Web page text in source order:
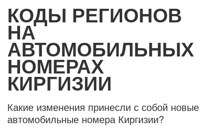
КОДЫ РЕГИОНОВ
НА
АВТОМОБИЛЬНЫХ
НОМЕРАХ
КИРГИЗИИ
Какие изменения принесли с собой новые
автомобильные номера Киргизии?